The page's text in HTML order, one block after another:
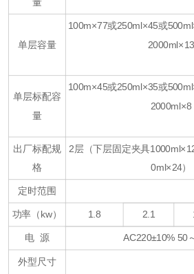
单层容量
100m×77或250ml×45或
2000ml×13
单层标配容
量
100m×45或250ml×35或
2000ml×8
出厂标配规
格
2层（下层固定夹具
0ml×24）
定时范围
功率（kw） 1.8 2.1
电 源 AC220±10% 50
外型尺寸